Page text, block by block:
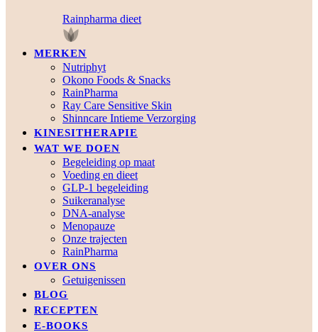
Rainpharma dieet
MERKEN
Nutriphyt
Okono Foods & Snacks
RainPharma
Ray Care Sensitive Skin
Shinncare Intieme Verzorging
KINESITHERAPIE
WAT WE DOEN
Begeleiding op maat
Voeding en dieet
GLP-1 begeleiding
Suikeranalyse
DNA-analyse
Menopauze
Onze trajecten
RainPharma
OVER ONS
Getuigenissen
BLOG
RECEPTEN
E-BOOKS